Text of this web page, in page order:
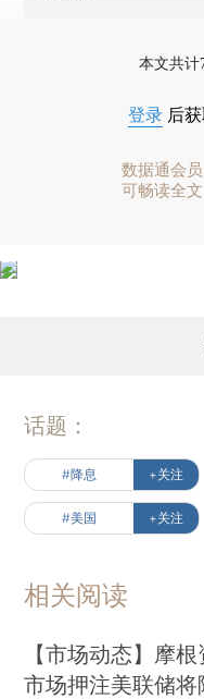
本文共计
登录 后
数据通会员
可畅读全文
话题：
#降息 +关注
#美国 +关注
相关阅读
【市场动态】摩根
市场押注美联储